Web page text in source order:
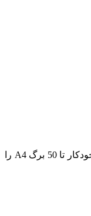
تولید شرکت Avision است ، مناسب اماکن اداری و تجاری میباشد . فناوری تغذیه خودکار (ADF) مجهز است که توانایی برداشت و اسکن به صورت خودکار تا 50 برگ A4 را